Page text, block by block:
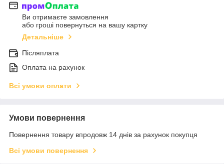
Ви отримаєте замовлення
або гроші повернуться на вашу картку
Детальніше
Післяплата
Оплата на рахунок
Всі умови оплати
Умови повернення
Повернення товару впродовж 14 днів за рахунок покупця
Всі умови повернення